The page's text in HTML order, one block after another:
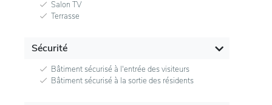
Salon TV
Terrasse
Sécurité
Bâtiment sécurisé à l'entrée des visiteurs
Bâtiment sécurisé à la sortie des résidents